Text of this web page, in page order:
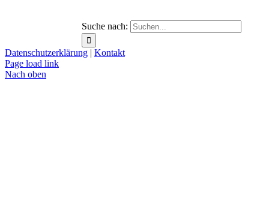
Suche nach:
Datenschutzerklärung | Kontakt
Page load link
Nach oben